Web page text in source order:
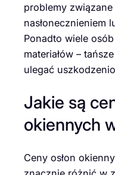
problemy
nasłonecznieniem
Ponadto wiele
materiałów –
ulegać
Jakie są
okiennych
Ceny osłon